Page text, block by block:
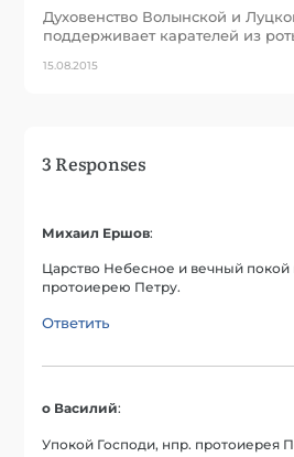
Духовенство Волынской и
поддерживает карателей из
15.08.2015
3 Responses
Михаил Ершов:
Царство Небесное и вечный
протоиерею Петру.
Ответить
о Василий:
Упокой Господи, нпр. протоиерея